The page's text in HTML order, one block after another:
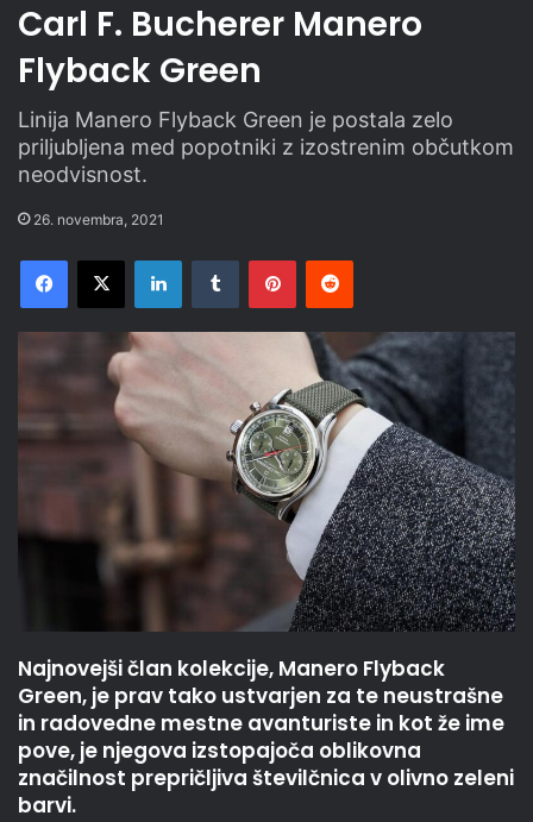
Carl F. Bucherer Manero
Flyback Green
Linija Manero Flyback Green je postala zelo
priljubljena med popotniki z izostrenim občutkom
neodvisnost.
26. novembra, 2021
Facebook
X LinkedInTumblr PinterestReddit
Najnovejši član kolekcije, Manero Flyback
Green, je prav tako ustvarjen za te neustrašne
in radovedne mestne avanturiste in kot že ime
pove, je njegova izstopajoča oblikovna
značilnost prepričljiva številčnica v olivno zeleni
barvi.